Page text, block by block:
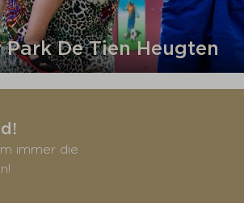
De Tien Heugten
immer die